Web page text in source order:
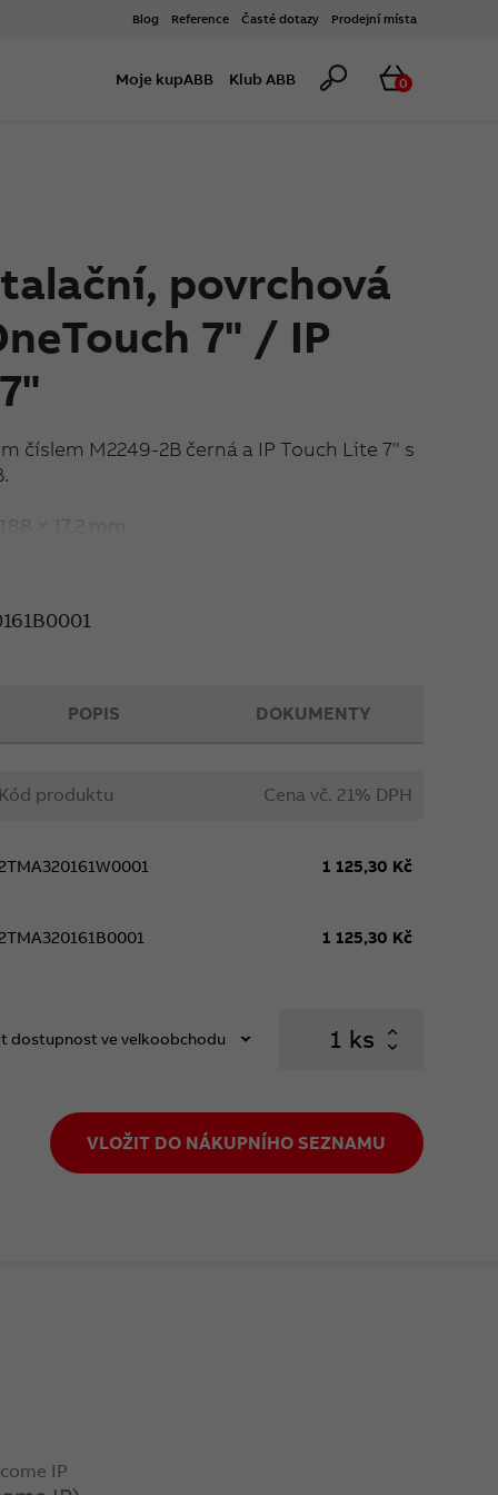
Blog Reference Časté dotazy Prodejní místa
Moje kupABB Klub ABB Hledat
0
povrchová
7" / IP
číslem M2249-2B černá a IP Touch Lite 7" s
× 17,2 mm
Kód produktu Cena vč. 21% DPH
1 125,30 Kč
1 125,30 Kč
dostupnost ve velkoobchodu ks
VLOŽIT DO NÁKUPNÍHO SEZNAMU
POPIS DOKUMENTY
IP